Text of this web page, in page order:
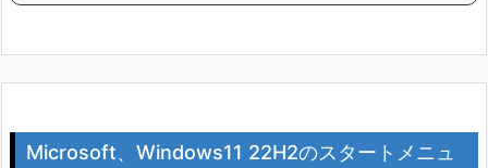
Microsoft、Windows11 22H2のスタートメニュ